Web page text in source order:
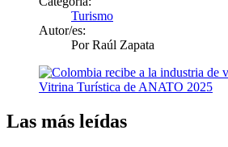
Turismo
Autor/es:
Por Raúl Zapata
Las más leídas